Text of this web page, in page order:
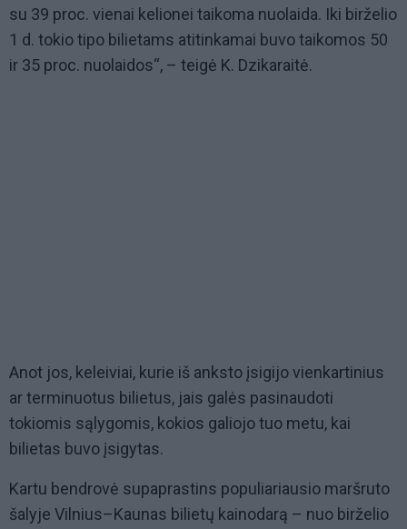
su 39 proc. vienai kelionei taikoma nuolaida. Iki birželio
1 d. tokio tipo bilietams atitinkamai buvo taikomos 50
ir 35 proc. nuolaidos“, – teigė K. Dzikaraitė.
Anot jos, keleiviai, kurie iš anksto įsigijo vienkartinius
ar terminuotus bilietus, jais galės pasinaudoti
tokiomis sąlygomis, kokios galiojo tuo metu, kai
bilietas buvo įsigytas.
Kartu bendrovė supaprastins populiariausio maršruto
šalyje Vilnius–Kaunas bilietų kainodarą – nuo birželio